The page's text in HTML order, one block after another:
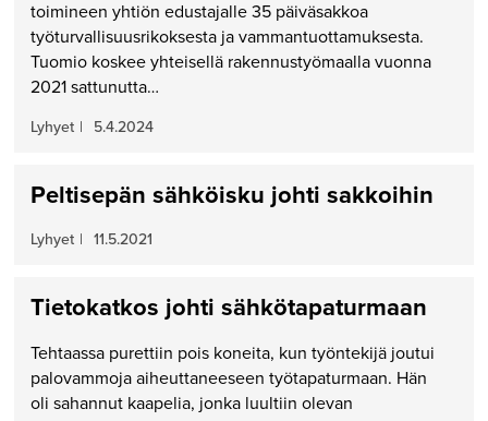
toimineen yhtiön edustajalle 35 päiväsakkoa
työturvallisuusrikoksesta ja vammantuottamuksesta.
Tuomio koskee yhteisellä rakennustyömaalla vuonna
2021 sattunutta…
Lyhyet | 5.4.2024
Peltisepän sähköisku johti sakkoihin
Lyhyet | 11.5.2021
Tietokatkos johti sähkötapaturmaan
Tehtaassa purettiin pois koneita, kun työntekijä joutui
palovammoja aiheuttaneeseen työtapaturmaan. Hän
oli sahannut kaapelia, jonka luultiin olevan